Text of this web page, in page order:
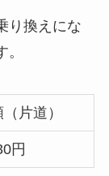
り換えにな
片道）
円